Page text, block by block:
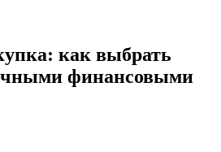
как выбрать
финансовыми